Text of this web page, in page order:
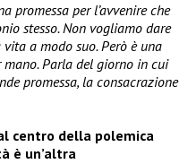
promessa per l’avvenire che
stesso. Non vogliamo dare
a modo suo. Però è una
mano. Parla del giorno in cui
promessa, la consacrazione
centro della polemica
è un’altra